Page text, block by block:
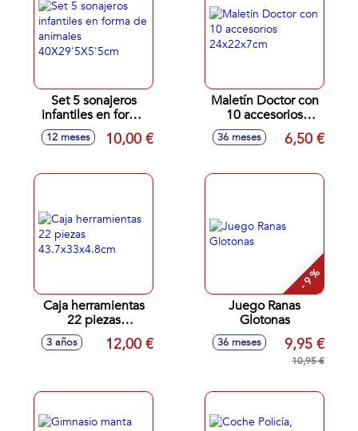
Set 5 sonajeros
infantiles en forma
de animales
40X29'5X5'5cm
12 meses 10,00 €
Maletín Doctor con
10 accesorios
24x22x7cm
36 meses 6,50 €
Caja herramientas
22 piezas
43.7x33x4.8cm
3 años 12,00 €
- 9 %
Juego Ranas
Glotonas
36 meses 9,95 €
10,95 €